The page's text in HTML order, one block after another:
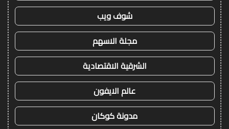
شوف ويب
مجلة الاسهم
الشرقية الاقتصادية
عالم الايفون
مدونة كوكان